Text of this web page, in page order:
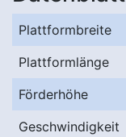
Plattformbreite
Plattformlänge
Förderhöhe
Geschwindigkeit